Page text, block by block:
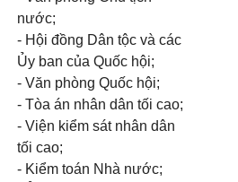
nước;
- Hội đồng Dân tộc và các
Ủy ban của Quốc hội;
- Văn phòng Quốc hội;
- Tòa án nhân dân tối cao;
- Viện kiểm sát nhân dân
tối cao;
- Kiểm toán Nhà nước;